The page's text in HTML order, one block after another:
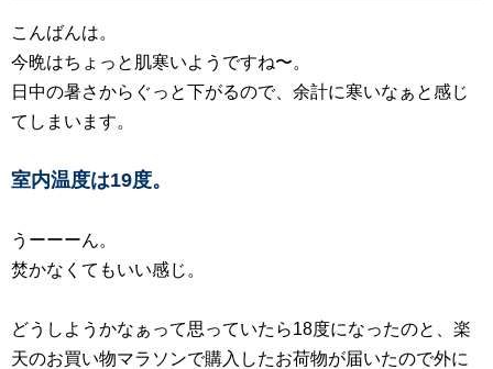
こんばんは。
今晩はちょっと肌寒いようですね〜。
日中の暑さからぐっと下がるので、余計に寒いなぁと感じ
てしまいます。
室内温度は19度。
うーーーん。
焚かなくてもいい感じ。
どうしようかなぁって思っていたら18度になったのと、楽
天のお買い物マラソンで購入したお荷物が届いたので外に